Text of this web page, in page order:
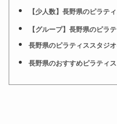
【少人数】長野県のピラテ
【グループ】長野県のピラ
長野県のピラティススタジ
長野県のおすすめピラティ